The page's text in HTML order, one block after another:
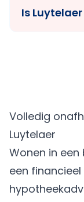
Is
Volledig
Luytelaer
Wonen in
een